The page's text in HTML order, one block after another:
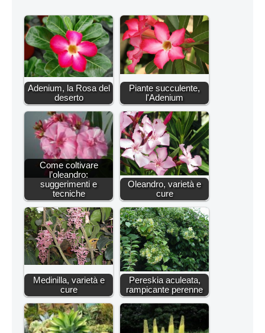
Adenium, la Rosa del
deserto
Piante succulente,
l'Adenium
Come coltivare
l’oleandro:
suggerimenti e
tecniche
Oleandro, varietà e
cure
Medinilla, varietà e
cure
Pereskia aculeata,
rampicante perenne